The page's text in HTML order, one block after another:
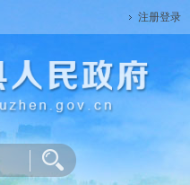
注册登录